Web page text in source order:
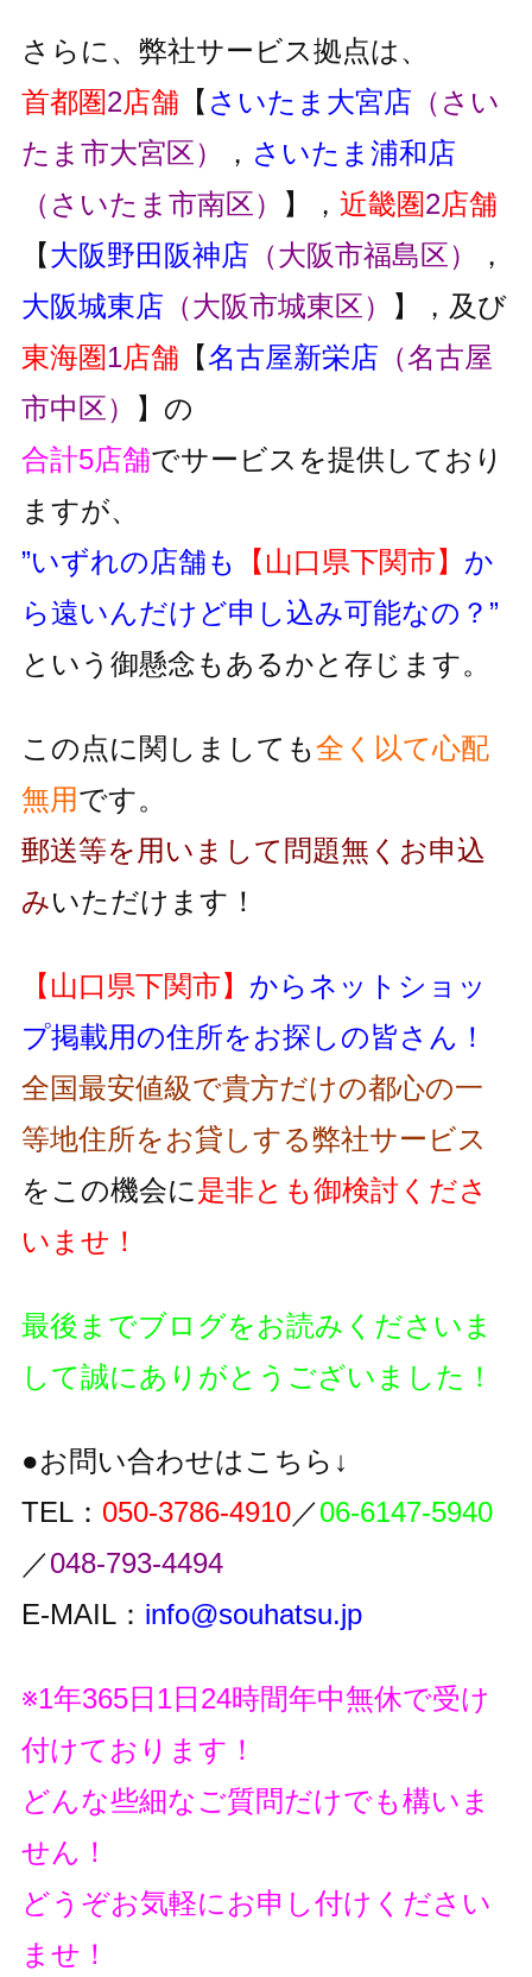
さらに、弊社サービス拠点は、
首都圏2店舗 【 さいたま大宮店 （さい
たま市大宮区）
， さいたま浦和店
（さいたま市南区）
】， 近畿圏2店舗
【大阪野田阪神店 （大阪市福島区）
，
大阪城東店 （大阪市城東区）
】，及び
東海圏1店舗 【名古屋新栄店 （名古屋
市中区）
】の
合計5店舗でサービスを提供しており
ますが、
”いずれの店舗も
【山口県下関市】 か
ら遠いんだけど申し込み可能なの？”
という御懸念もあるかと存じます。
この点に関しましても全く以て心配
無用です。
郵送等を用いまして問題無くお申込
みいただけます！
【山口県下関市】 からネットショッ
プ掲載用の住所をお探しの皆さん！
全国最安値級で貴方だけの都心の一
等地住所をお貸しする弊社サービス
をこの機会に是非とも御検討くださ
いませ！
最後までブログをお読みくださいま
して誠にありがとうございました！
●お問い合わせはこちら↓
TEL： 050-3786-4910／06-6147-5940
／048-793-4494
E-MAIL： info@souhatsu.jp
※1年365日1日24時間年中無休で受け
付けております！
どんな些細なご質問だけでも構いま
せん！
どうぞお気軽にお申し付けください
ませ！